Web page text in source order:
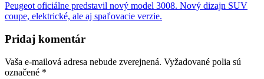
Peugeot oficiálne predstavil nový model 3008. Nový dizajn SUV
coupe, elektrické, ale aj spaľovacie verzie.
Pridaj komentár
Vaša e-mailová adresa nebude zverejnená. Vyžadované polia sú
označené *